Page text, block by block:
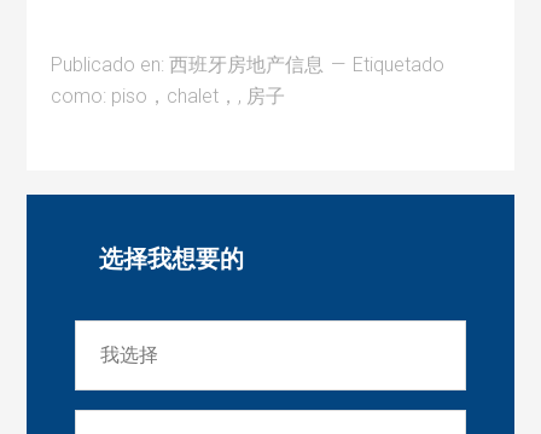
Publicado en:西班牙房地产信息
Etiquetado
como: piso，chalet， , 房子
选择我想要的